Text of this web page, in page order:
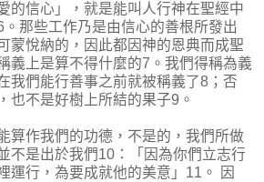
的信心」，就是能叫人行神在聖經中
那些工作乃是由信心的善根所發出
蒙悅納的，因此都因神的恩典而成聖
義上是算不得什麼的7。我們得稱為義
我們能行善事之前就被稱義了8；否
也不是好樹上所結的果子9。
算作我們的功德，不是的，我們所做
不是出於我們10：「因為你們立志行
運行，為要成就他的美意」11。 因